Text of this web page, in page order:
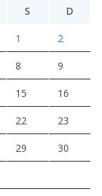
S D
1 2
8 9
15 16
22 23
29 30